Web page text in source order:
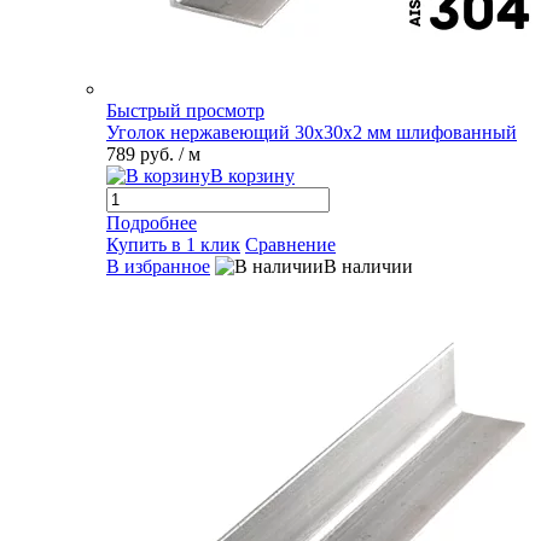
Быстрый просмотр
Уголок нержавеющий 30х30х2 мм шлифованный
789 руб. / м
В корзину
Подробнее
Купить в 1 клик Сравнение
В избранное
В наличии